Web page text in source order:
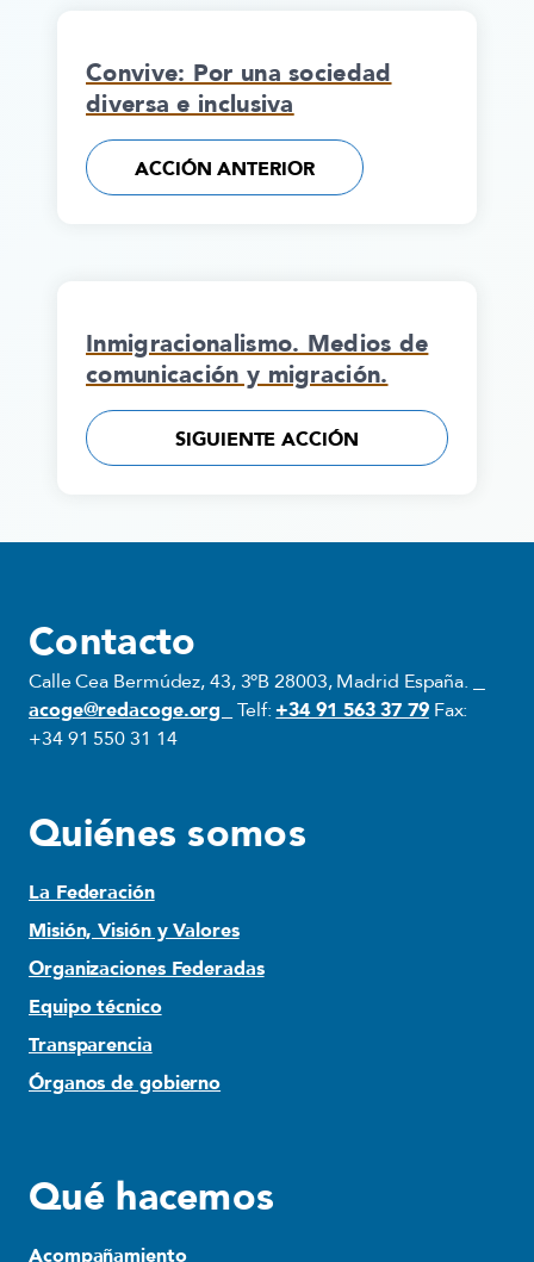
Convive: Por una sociedad
diversa e inclusiva
ACCIÓN ANTERIOR
Inmigracionalismo. Medios de
comunicación y migración.
SIGUIENTE ACCIÓN
Contacto
Calle Cea Bermúdez, 43, 3ºB 28003, Madrid España.
acoge@redacoge.org
Telf: +34 91 563 37 79Fax:
+34 91 550 31 14
Quiénes somos
La Federación
Misión, Visión y Valores
Organizaciones Federadas
Equipo técnico
Transparencia
Órganos de gobierno
Qué hacemos
Acompañamiento